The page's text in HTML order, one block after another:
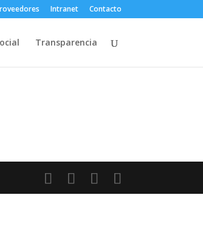
Intranet Contacto
Transparencia